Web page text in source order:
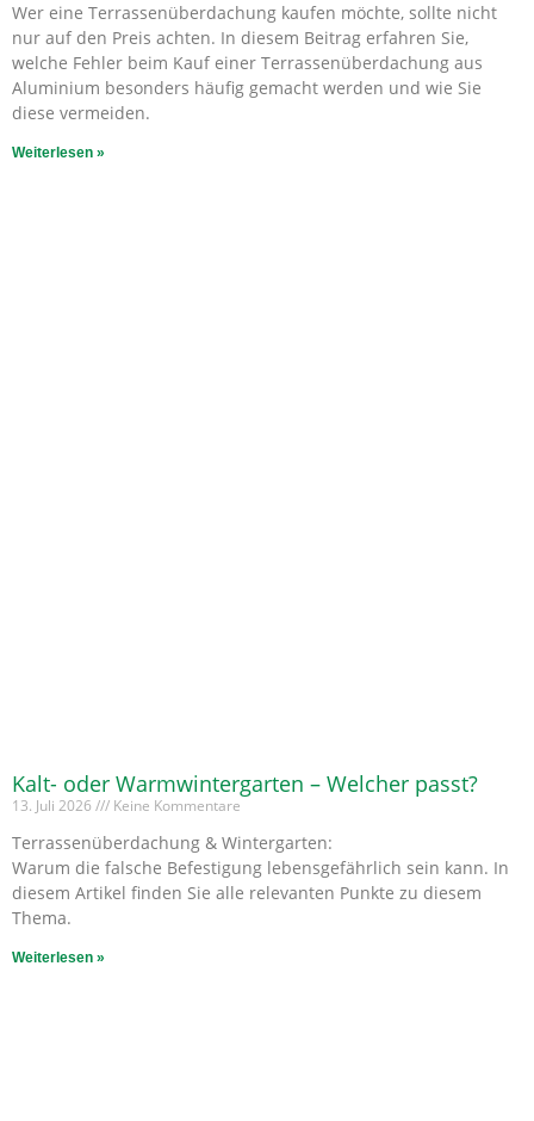
Wer eine Terrassenüberdachung kaufen möchte, sollte nicht
nur auf den Preis achten. In diesem Beitrag erfahren Sie,
welche Fehler beim Kauf einer Terrassenüberdachung aus
Aluminium besonders häufig gemacht werden und wie Sie
diese vermeiden.
Weiterlesen »
Kalt- oder Warmwintergarten – Welcher passt?
13. Juli 2026 Keine Kommentare
Terrassenüberdachung & Wintergarten:
Warum die falsche Befestigung lebensgefährlich sein kann. In
diesem Artikel finden Sie alle relevanten Punkte zu diesem
Thema.
Weiterlesen »